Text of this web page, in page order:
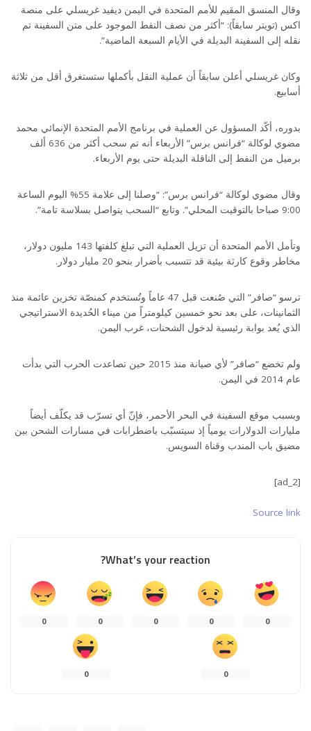
وقال المنسق المقيم للأمم المتحدة في اليمن ديفيد غريسلي على منصة
اكس (تويتر سابقاً): “أكثر من نصف النفط الموجود على متن السفينة تم
نقله إلى السفينة البديلة في الأيام السبعة الماضية”.
وكان غريسلي أعلن سابقاً أن عملية النقل بأكملها ستستغرق أقل من ثلاثة
أسابيع.
بدوره، أكّد المسؤول عن العملية في برنامج الأمم المتحدة الإنمائي محمد
مضوي لوكالة “فرانس برس” الأربعاء أنه تم سحب أكثر من 636 ألف
برميل من النفط إلى الناقلة البديلة حتى يوم الأربعاء.
وقال مضوي لوكالة “فرانس برس”: “وصلنا إلى علامة 55% اليوم الساعة
9:00 صباحا بالتوقيت المحلي”. وتابع “السحب يتواصل بسلاسة تامة”.
وتأمل الأمم المتحدة أن تزيل العملية التي تبلغ كلفتها 143 مليون دولار،
مخاطر وقوع كارثة بيئية قد تتسبب بأضرار بنحو 20 مليار دولار.
ترسو “صافر” التي صُنعت قبل 47 عاماً وتُستخدم كمنصّة تخزين عائمة منذ
الثمانينات، على بعد نحو خمسين كيلومتراً من ميناء الحُديدة الاستراتيجي
الذي يُعد بوابة رئيسية لدخول الشحنات، غرب اليمن.
ولم تخضع “صافر” لأي صيانة منذ 2015 حين تصاعدت الحرب التي بدأت
عام 2014 في اليمن.
وبسبب موقع السفينة في البحر الأحمر، فإنّ أي تسرّب قد يكلّف أيضاً
مليارات الدولارات يومياً إذ سيتسبّب باضطرابات في مسارات الشحن بين
مضيق باب المندب وقناة السويس.
[ad_2]
Source link
What’s your reaction?
0
0
0
0
0
0
0